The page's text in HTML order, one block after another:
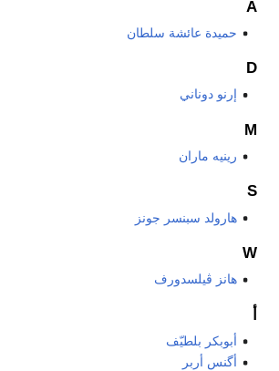
A
حميدة عائشة سلطان
D
إرنو دوناني
M
رينيه ماران
S
هارولد سبنسر جونز
W
هانز ڤيلسدورف
أبوبكر بلطيّف
أگنس أربر